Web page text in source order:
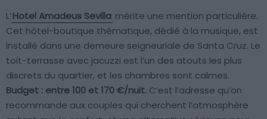
L’Hotel Amadeus Sevilla mérite une mention particulière.
Cet hôtel-boutique thématique, dédié à la musique, est
installé dans une demeure seigneuriale de Santa Cruz. Le
toit-terrasse avec jacuzzi est l’un des atouts les plus
discrets du quartier, et les chambres sont calmes.
Budget : entre 100 et 170 €/nuit. C’est l’adresse qu’on
recommande aux couples qui cherchent l’atmosphère